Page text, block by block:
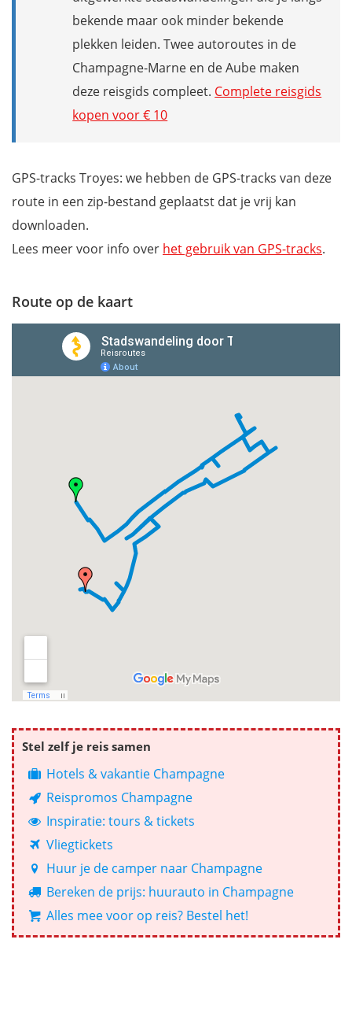
bekende maar ook minder bekende
plekken leiden. Twee autoroutes in de
Champagne-Marne en de Aube maken
deze reisgids compleet. Complete reisgids
kopen voor € 10
GPS-tracks Troyes: we hebben de GPS-tracks van deze
route in een zip-bestand geplaatst dat je vrij kan
downloaden.
Lees meer voor info over het gebruik van GPS-tracks.
Route op de kaart
Stel zelf je reis samen
Hotels & vakantie Champagne
Reispromos Champagne
Inspiratie: tours & tickets
Vliegtickets
Huur je de camper naar Champagne
Bereken de prijs: huurauto in Champagne
Alles mee voor op reis? Bestel het!